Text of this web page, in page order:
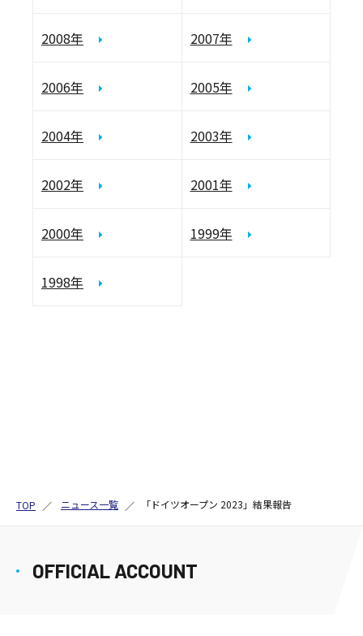
2008年 2007年
2006年 2005年
2004年 2003年
2002年 2001年
2000年 1999年
1998年
TOP ニュース一覧 「ドイツオープン 2023」結果報告
OFFICIAL ACCOUNT